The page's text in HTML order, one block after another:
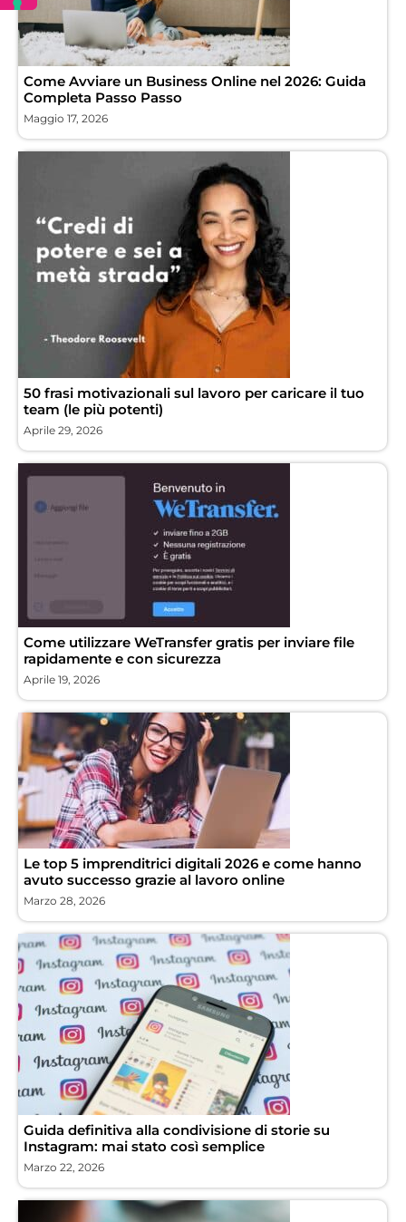
Come Avviare un Business Online nel 2026: Guida
Completa Passo Passo
Maggio 17, 2026
50 frasi motivazionali sul lavoro per caricare il tuo
team (le più potenti)
Aprile 29, 2026
Come utilizzare WeTransfer gratis per inviare file
rapidamente e con sicurezza
Aprile 19, 2026
Le top 5 imprenditrici digitali 2026 e come hanno
avuto successo grazie al lavoro online
Marzo 28, 2026
Guida definitiva alla condivisione di storie su
Instagram: mai stato così semplice
Marzo 22, 2026